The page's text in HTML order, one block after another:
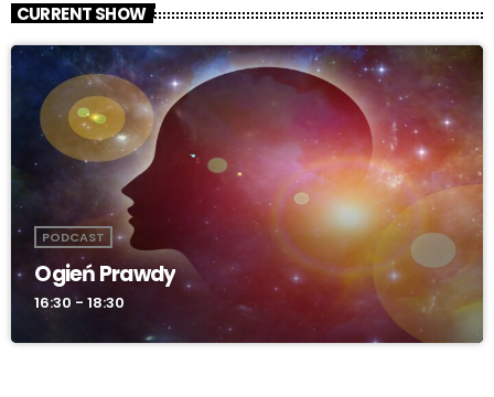
CURRENT SHOW
PODCAST
Ogień Prawdy
16:30 - 18:30